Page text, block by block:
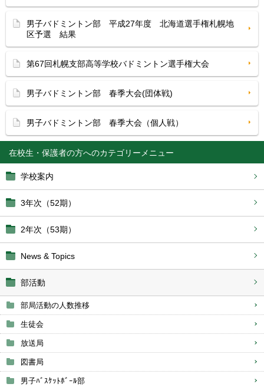
在校生・保護者の方へ
学校案内
3年次（52期）
2年次（53期）
News & Topics
部活動
部局活動の人数推移
生徒会
放送局
図書局
男子ﾊﾞｽｹｯﾄﾎﾞｰﾙ部
男子バドミントン部 平成27年度 北海道選手権札幌地
区予選 結果
第67回札幌支部高等学校バドミントン選手権大会
男子バドミントン部 春季大会(団体戦)
男子バドミントン部 春季大会（個人戦）